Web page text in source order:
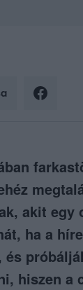
akit egy
ha a
hiszen a